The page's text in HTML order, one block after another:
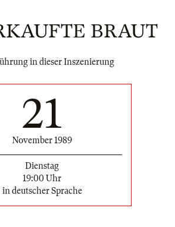
BRAUT
in dieser Inszenierung
21
November 1989
Dienstag
19:00 Uhr
in deutscher Sprache